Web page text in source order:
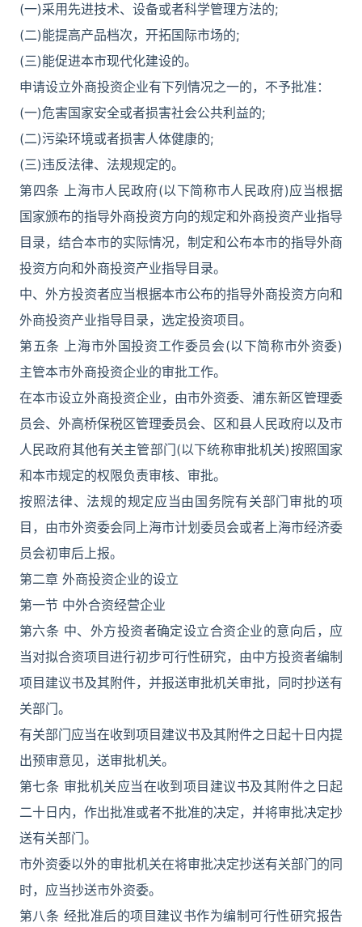
(一)采用先进技术、设备或者科学管理方法的;
(二)能提高产品档次，开拓国际市场的;
(三)能促进本市现代化建设的。
申请设立外商投资企业有下列情况之一的，不予批准：
(一)危害国家安全或者损害社会公共利益的;
(二)污染环境或者损害人体健康的;
(三)违反法律、法规规定的。
第四条 上海市人民政府(以下简称市人民政府)应当根据
国家颁布的指导外商投资方向的规定和外商投资产业指导
目录，结合本市的实际情况，制定和公布本市的指导外商
投资方向和外商投资产业指导目录。
中、外方投资者应当根据本市公布的指导外商投资方向和
外商投资产业指导目录，选定投资项目。
第五条 上海市外国投资工作委员会(以下简称市外资委)
主管本市外商投资企业的审批工作。
在本市设立外商投资企业，由市外资委、浦东新区管理委
员会、外高桥保税区管理委员会、区和县人民政府以及市
人民政府其他有关主管部门(以下统称审批机关)按照国家
和本市规定的权限负责审核、审批。
按照法律、法规的规定应当由国务院有关部门审批的项
目，由市外资委会同上海市计划委员会或者上海市经济委
员会初审后上报。
第二章 外商投资企业的设立
第一节 中外合资经营企业
第六条 中、外方投资者确定设立合资企业的意向后，应
当对拟合资项目进行初步可行性研究，由中方投资者编制
项目建议书及其附件，并报送审批机关审批，同时抄送有
关部门。
有关部门应当在收到项目建议书及其附件之日起十日内提
出预审意见，送审批机关。
第七条 审批机关应当在收到项目建议书及其附件之日起
二十日内，作出批准或者不批准的决定，并将审批决定抄
送有关部门。
市外资委以外的审批机关在将审批决定抄送有关部门的同
时，应当抄送市外资委。
第八条 经批准后的项目建议书作为编制可行性研究报告